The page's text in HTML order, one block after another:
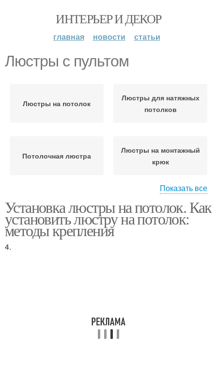
ИНТЕРЬЕР И ДЕКОР
главная новости статьи
Люстры с пультом
Люстры на потолок
Люстры для натяжных
потолков
Потолочная люстра
Люстры на монтажный
крюк
Люстры к потолку
Люстры на
гипсокартонный
потолок
Показать все
Установка люстры на потолок. Как
установить люстру на потолок:
методы крепления
4.